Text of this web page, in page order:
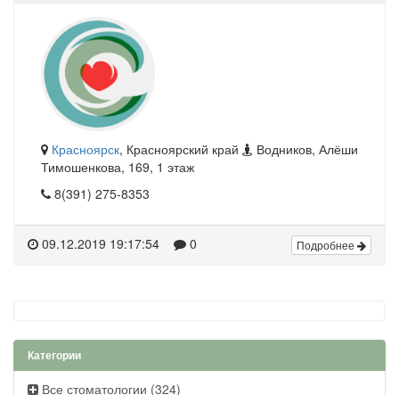
Красноярск, Красноярский край
Водников, Алёши
Тимошенкова, 169, 1 этаж
8(391) 275-8353
09.12.2019 19:17:54 0 Подробнее
Категории
Все стоматологии (324)